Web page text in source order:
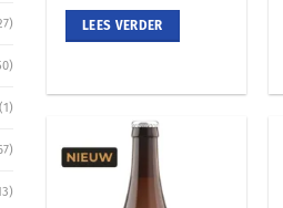
(1)
LEES VERDER